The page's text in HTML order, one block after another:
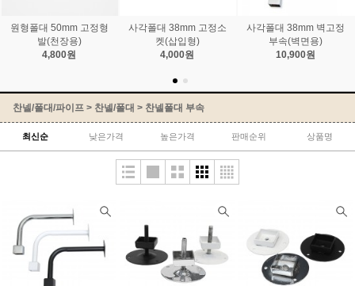
원형폴대 50mm 고정형
발(천장용)
4,800원
사각폴대 38mm 고정소
켓(삽입형)
4,000원
사각폴대 38mm 벽고정
부속(벽면용)
10,900원
찬넬/폴대/파이프 > 찬넬/폴대 > 찬넬폴대 부속
최신순 낮은가격 높은가격 판매순위 상품명